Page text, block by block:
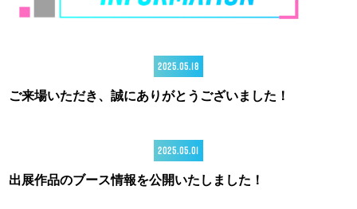
2025.05.18
ご来場いただき、誠にありがとうございました！
2025.05.01
出展作品のブース情報を公開いたしました！